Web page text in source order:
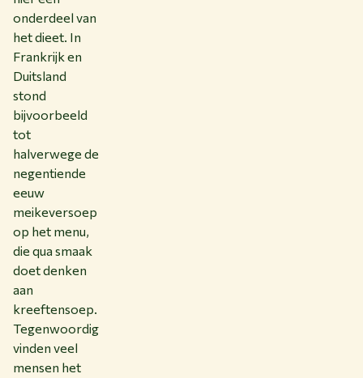
onderdeel van
het dieet. In
Frankrijk en
Duitsland
stond
bijvoorbeeld
tot
halverwege de
negentiende
eeuw
meikeversoep
op het menu,
die qua smaak
doet denken
aan
kreeftensoep.
Tegenwoordig
vinden veel
mensen het